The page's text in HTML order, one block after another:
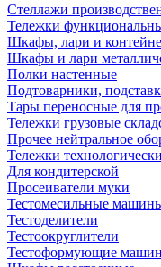
Стеллажи
Тележки
Шкафы, лари и
Шкафы и лари
Полки настенные
Подтоварники,
Тары переносные для
Тележки грузовые
Прочее нейтральное
Тележки
Для кондитерской
Просеиватели муки
Тестомесильные
Тестоделители
Тестоокруглители
Тестоформующие